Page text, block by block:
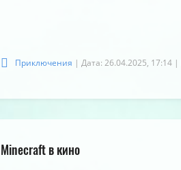
Приключения | Дата: 26.04.2025, 17:14 |
Minecraft в кино